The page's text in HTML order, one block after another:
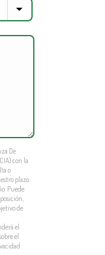
De
con la
o
plazo
Puede
de
el
el